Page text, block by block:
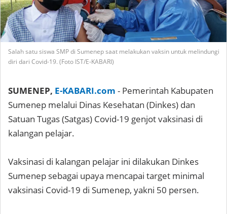
Salah satu siswa SMP di Sumenep saat melakukan vaksin untuk melindungi
diri dari Covid-19. (Foto IST/E-KABARI)
SUMENEP, E-KABARI.com - Pemerintah Kabupaten
Sumenep melalui Dinas Kesehatan (Dinkes) dan
Satuan Tugas (Satgas) Covid-19 genjot vaksinasi di
kalangan pelajar.
Vaksinasi di kalangan pelajar ini dilakukan Dinkes
Sumenep sebagai upaya mencapai target minimal
vaksinasi Covid-19 di Sumenep, yakni 50 persen.